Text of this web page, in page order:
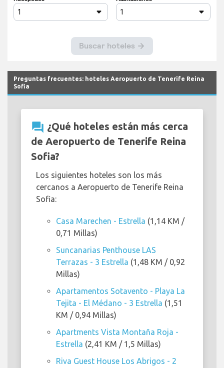
Preguntas frecuentes: hoteles Aeropuerto de Tenerife Reina
Sofia
question_answer ¿Qué hoteles están más cerca
de Aeropuerto de Tenerife Reina
Sofia?
Los siguientes hoteles son los más
cercanos a Aeropuerto de Tenerife Reina
Sofia:
Casa Marechen - Estrella (1,14 KM /
0,71 Millas)
Suncanarias Penthouse LAS
Terrazas - 3 Estrella (1,48 KM / 0,92
Millas)
Apartamentos Sotavento - Playa La
Tejita - El Médano - 3 Estrella (1,51
KM / 0,94 Millas)
Apartments Vista Montaña Roja -
Estrella (2,41 KM / 1,5 Millas)
Riva Guest House Los Abrigos - 2